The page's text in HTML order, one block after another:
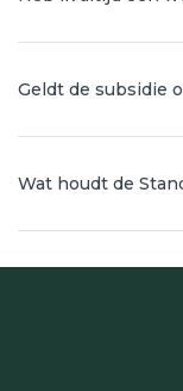
Geldt de subsidie
Wat houdt de